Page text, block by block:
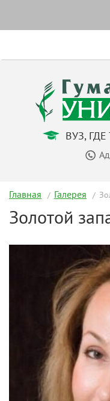
ВУЗ,
Главная Галерея
Золотой